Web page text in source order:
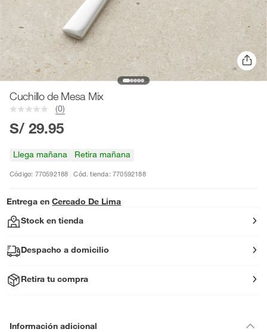
Cuchillo de Mesa Mix
(0)
S/ 29.95
Llega mañana Retira mañana
Código: 770592188 Cód. tienda: 770592188
Entrega en Cercado De Lima
Stock en tienda
Despacho a domicilio
Retira tu compra
Información adicional